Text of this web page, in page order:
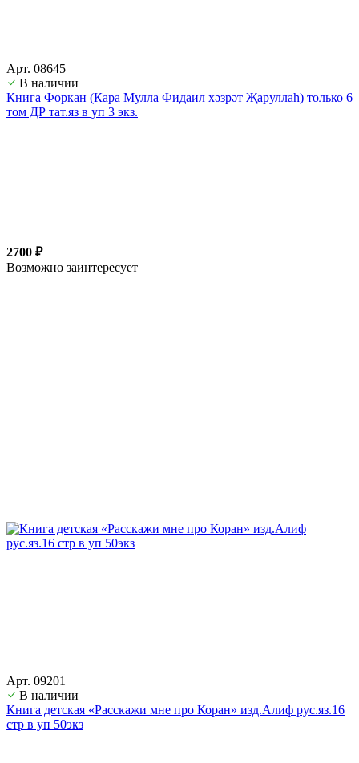
Арт. 08645
В наличии
Книга Форкан (Кара Мулла Фидаил хәзрәт Җаруллаһ) только 6
том ДР тат.яз в уп 3 экз.
2700 ₽
Возможно заинтересует
Арт. 09201
В наличии
Книга детская «Расскажи мне про Коран» изд.Алиф рус.яз.16
стр в уп 50экз